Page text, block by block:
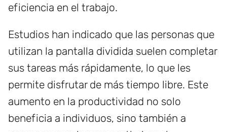
eficiencia en el trabajo.
Estudios han indicado que las personas que
utilizan la pantalla dividida suelen completar
sus tareas más rápidamente, lo que les
permite disfrutar de más tiempo libre. Este
aumento en la productividad no solo
beneficia a individuos, sino también a